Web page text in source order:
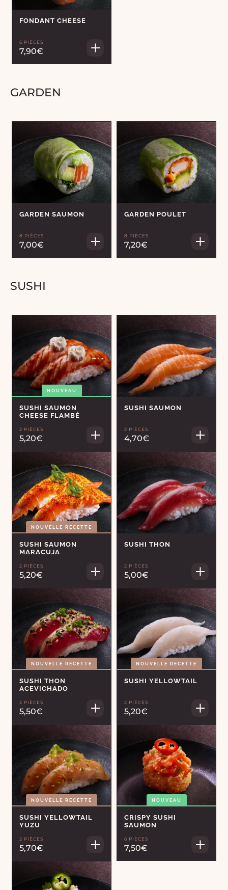
FONDANT CHEESE
6 PIÈCES
7,90€
GARDEN
GARDEN SAUMON
8 PIÈCES
7,00€
GARDEN POULET
8 PIÈCES
7,20€
SUSHI
NOUVEAU
SUSHI SAUMON
CHEESE FLAMBÉ
2 PIÈCES
5,20€
SUSHI SAUMON
2 PIÈCES
4,70€
NOUVELLE RECETTE
SUSHI SAUMON
MARACUJA
2 PIÈCES
5,20€
SUSHI THON
2 PIÈCES
5,00€
NOUVELLE RECETTE
SUSHI THON
ACEVICHADO
2 PIÈCES
5,50€
NOUVELLE RECETTE
SUSHI YELLOWTAIL
2 PIÈCES
5,20€
NOUVELLE RECETTE
SUSHI YELLOWTAIL
YUZU
2 PIÈCES
5,70€
NOUVEAU
CRISPY SUSHI
SAUMON
6 PIÈCES
7,50€